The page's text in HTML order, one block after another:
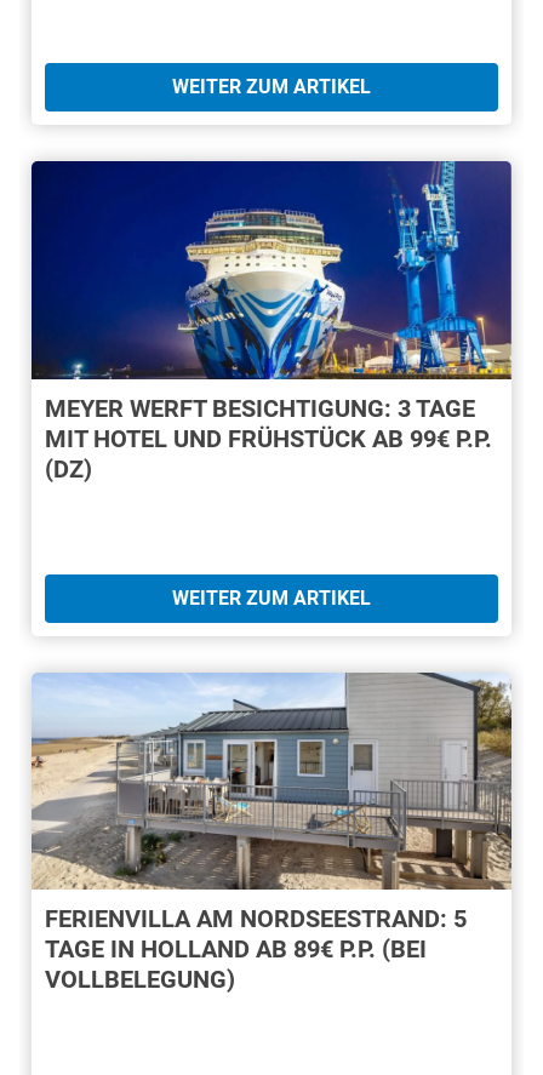
WEITER ZUM ARTIKEL
MEYER WERFT BESICHTIGUNG: 3 TAGE
MIT HOTEL UND FRÜHSTÜCK AB 99€ P.P.
(DZ)
WEITER ZUM ARTIKEL
FERIENVILLA AM NORDSEESTRAND: 5
TAGE IN HOLLAND AB 89€ P.P. (BEI
VOLLBELEGUNG)